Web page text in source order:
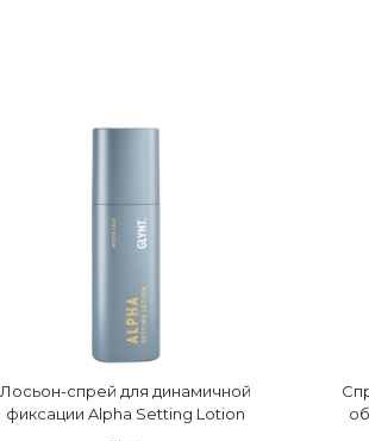
Лосьон-спрей для динамичной
фиксации Alpha Setting Lotion